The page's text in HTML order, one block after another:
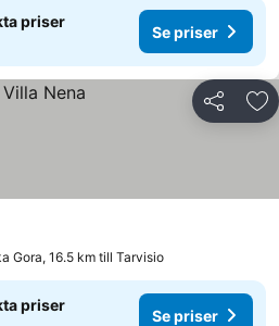
priser
Se priser
Dela
Gora, 16.5 km till Tarvisio
priser
Se priser